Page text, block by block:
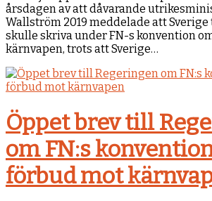
årsdagen av att dåvarande
Wallström 2019 meddelade att
skulle skriva under FN-s konvention
kärnvapen, trots att Sverige…
Öppet brev till
om FN:s
förbud mot